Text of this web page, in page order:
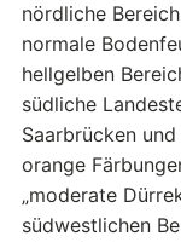
nördliche
normale
hellgelben
südliche
Saarbrücken
orange
„moderate
südwestlichen